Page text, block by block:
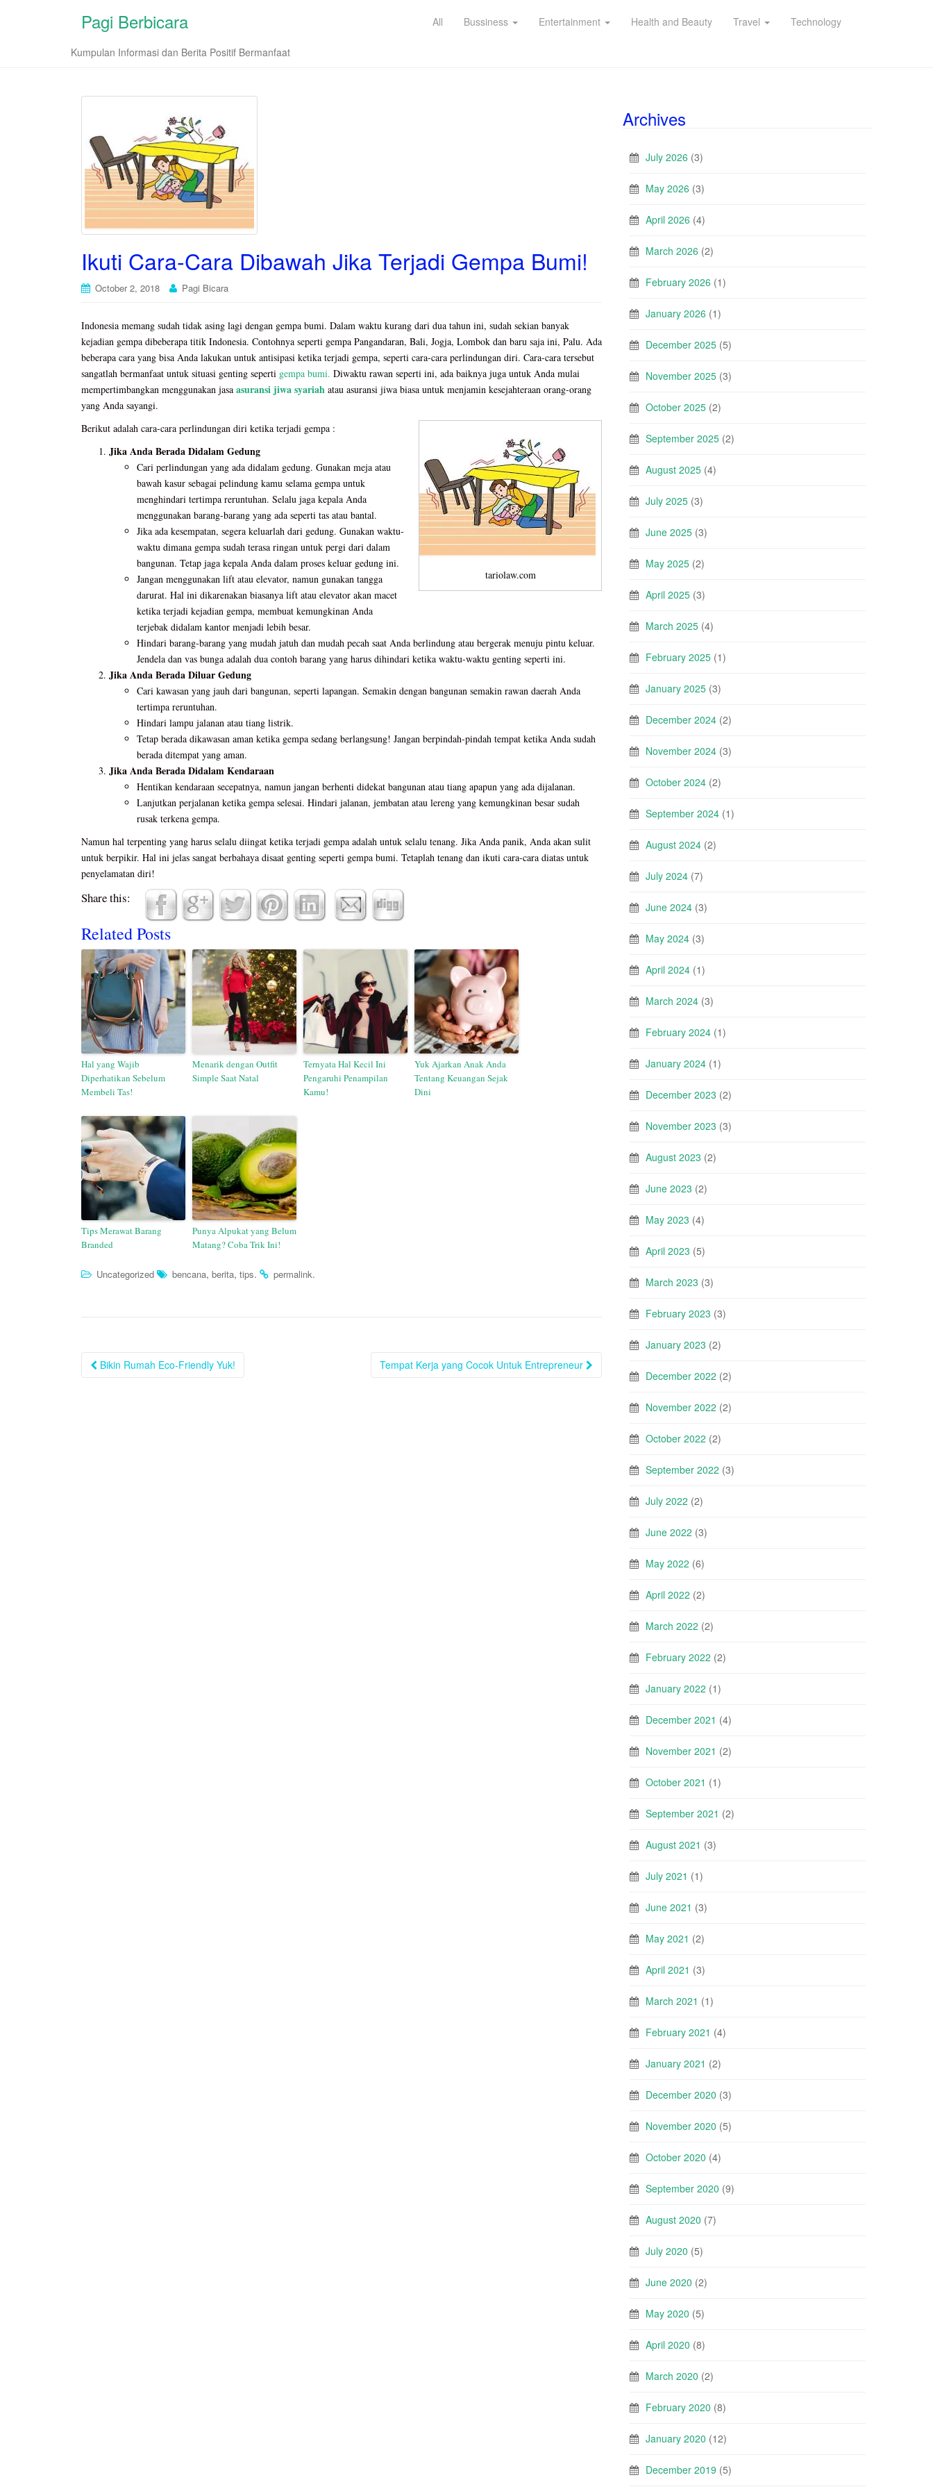
Pagi Berbicara
Kumpulan Informasi dan Berita Positif Bermanfaat
All Bussiness Entertainment Health and Beauty Travel Technology
Ikuti Cara-Cara Dibawah Jika Terjadi Gempa Bumi!
October 2, 2018 Pagi Bicara
Indonesia memang sudah tidak asing lagi dengan gempa bumi. Dalam waktu kurang dari dua tahun ini, sudah sekian banyak
kejadian gempa dibeberapa titik Indonesia. Contohnya seperti gempa Pangandaran, Bali, Jogja, Lombok dan baru saja ini, Palu. Ada
beberapa cara yang bisa Anda lakukan untuk antisipasi ketika terjadi gempa, seperti cara-cara perlindungan diri. Cara-cara tersebut
sangatlah bermanfaat untuk situasi genting seperti gempa bumi. Diwaktu rawan seperti ini, ada baiknya juga untuk Anda mulai
mempertimbangkan menggunakan jasa asuransi jiwa syariah atau asuransi jiwa biasa untuk menjamin kesejahteraan orang-orang
yang Anda sayangi.
tariolaw.com
Berikut adalah cara-cara perlindungan diri ketika terjadi gempa :
Jika Anda Berada Didalam Gedung
Cari perlindungan yang ada didalam gedung. Gunakan meja atau
bawah kasur sebagai pelindung kamu selama gempa untuk
menghindari tertimpa reruntuhan. Selalu jaga kepala Anda
menggunakan barang-barang yang ada seperti tas atau bantal.
Jika ada kesempatan, segera keluarlah dari gedung. Gunakan waktu-
waktu dimana gempa sudah terasa ringan untuk pergi dari dalam
bangunan. Tetap jaga kepala Anda dalam proses keluar gedung ini.
Jangan menggunakan lift atau elevator, namun gunakan tangga
darurat. Hal ini dikarenakan biasanya lift atau elevator akan macet
ketika terjadi kejadian gempa, membuat kemungkinan Anda
terjebak didalam kantor menjadi lebih besar.
Hindari barang-barang yang mudah jatuh dan mudah pecah saat Anda berlindung atau bergerak menuju pintu keluar.
Jendela dan vas bunga adalah dua contoh barang yang harus dihindari ketika waktu-waktu genting seperti ini.
Jika Anda Berada Diluar Gedung
Cari kawasan yang jauh dari bangunan, seperti lapangan. Semakin dengan bangunan semakin rawan daerah Anda
tertimpa reruntuhan.
Hindari lampu jalanan atau tiang listrik.
Tetap berada dikawasan aman ketika gempa sedang berlangsung! Jangan berpindah-pindah tempat ketika Anda sudah
berada ditempat yang aman.
Jika Anda Berada Didalam Kendaraan
Hentikan kendaraan secepatnya, namun jangan berhenti didekat bangunan atau tiang apapun yang ada dijalanan.
Lanjutkan perjalanan ketika gempa selesai. Hindari jalanan, jembatan atau lereng yang kemungkinan besar sudah
rusak terkena gempa.
Namun hal terpenting yang harus selalu diingat ketika terjadi gempa adalah untuk selalu tenang. Jika Anda panik, Anda akan sulit
untuk berpikir. Hal ini jelas sangat berbahaya disaat genting seperti gempa bumi. Tetaplah tenang dan ikuti cara-cara diatas untuk
penyelamatan diri!
Share this:
Related Posts
Hal yang Wajib
Diperhatikan Sebelum
Membeli Tas!
Menarik dengan Outfit
Simple Saat Natal
Ternyata Hal Kecil Ini
Pengaruhi Penampilan
Kamu!
Yuk Ajarkan Anak Anda
Tentang Keuangan Sejak
Dini
Tips Merawat Barang
Branded
Punya Alpukat yang Belum
Matang? Coba Trik Ini!
Uncategorized bencana, berita, tips. permalink.
Post
Bikin Rumah Eco-Friendly Yuk! Tempat Kerja yang Cocok Untuk Entrepreneur
Archives
July 2026 (3)
May 2026 (3)
April 2026 (4)
March 2026 (2)
February 2026 (1)
January 2026 (1)
December 2025 (5)
November 2025 (3)
October 2025 (2)
September 2025 (2)
August 2025 (4)
July 2025 (3)
June 2025 (3)
May 2025 (2)
April 2025 (3)
March 2025 (4)
February 2025 (1)
January 2025 (3)
December 2024 (2)
November 2024 (3)
October 2024 (2)
September 2024 (1)
August 2024 (2)
July 2024 (7)
June 2024 (3)
May 2024 (3)
April 2024 (1)
March 2024 (3)
February 2024 (1)
January 2024 (1)
December 2023 (2)
November 2023 (3)
August 2023 (2)
June 2023 (2)
May 2023 (4)
April 2023 (5)
March 2023 (3)
February 2023 (3)
January 2023 (2)
December 2022 (2)
November 2022 (2)
October 2022 (2)
September 2022 (3)
July 2022 (2)
June 2022 (3)
May 2022 (6)
April 2022 (2)
March 2022 (2)
February 2022 (2)
January 2022 (1)
December 2021 (4)
November 2021 (2)
October 2021 (1)
September 2021 (2)
August 2021 (3)
July 2021 (1)
June 2021 (3)
May 2021 (2)
April 2021 (3)
March 2021 (1)
February 2021 (4)
January 2021 (2)
December 2020 (3)
November 2020 (5)
October 2020 (4)
September 2020 (9)
August 2020 (7)
July 2020 (5)
June 2020 (2)
May 2020 (5)
April 2020 (8)
March 2020 (2)
February 2020 (8)
January 2020 (12)
December 2019 (5)